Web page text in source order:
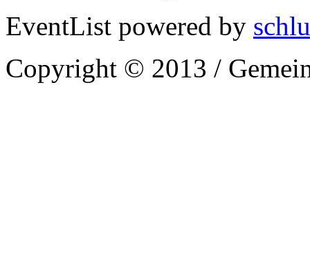
EventList powered by
Copyright © 2013 /